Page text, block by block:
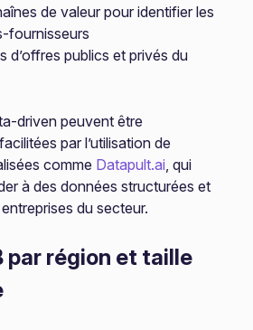
de valeur pour identifier les
fournisseurs
d’offres publics et privés du
driven peuvent être
par l’utilisation de
comme Datapult.ai, qui
à des données structurées et
du secteur.
par région et taille